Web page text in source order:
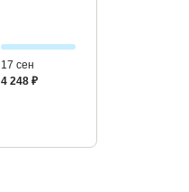
17 сен
4 248 ₽